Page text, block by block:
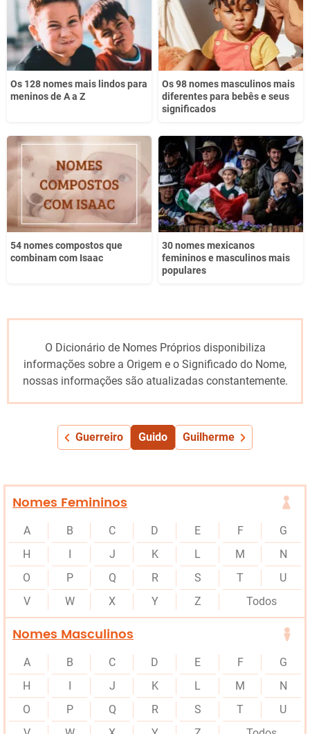
Outro
Os 128 nomes mais lindos para
meninos de A a Z
Os 98 nomes masculinos mais
diferentes para bebês e seus
significados
54 nomes compostos que
combinam com Isaac
30 nomes mexicanos
femininos e masculinos mais
populares
O Dicionário de Nomes Próprios disponibiliza
informações sobre a Origem e o Significado do Nome,
nossas informações são atualizadas constantemente.
Guerreiro Guido Guilherme
Nomes Femininos
A B C D E F
G
H
I J K L M
N
O
P Q R S T
U
V
W X Y Z Todos
Nomes Masculinos
A B C D E F
G
H
I J K L M
N
O
P Q R S T
U